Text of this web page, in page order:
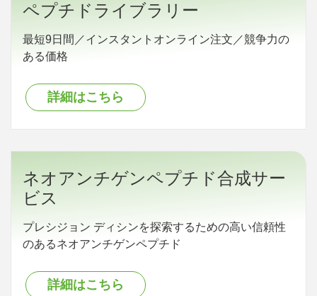
ペプチドライブラリー
最短9日間／インスタントオンライン注文／競争力の
ある価格
詳細はこちら
ネオアンチゲンペプチド合成サー
ビス
プレシジョン ディシンを探索するための高い信頼性
のあるネオアンチゲンペプチド
詳細はこちら